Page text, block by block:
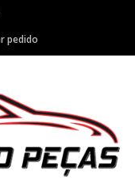
pedido